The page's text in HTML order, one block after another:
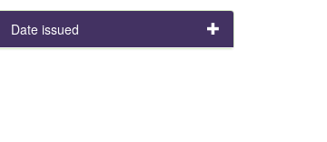
Date issued